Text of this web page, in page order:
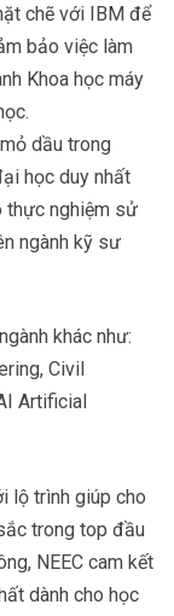
chẽ với IBM để
bảo việc làm
Khoa học máy
dầu trong
học duy nhất
thực nghiệm sử
ngành kỹ sư
khác như:
Civil
Artificial
lộ trình giúp cho
trong top đầu
NEEC cam kết
dành cho học